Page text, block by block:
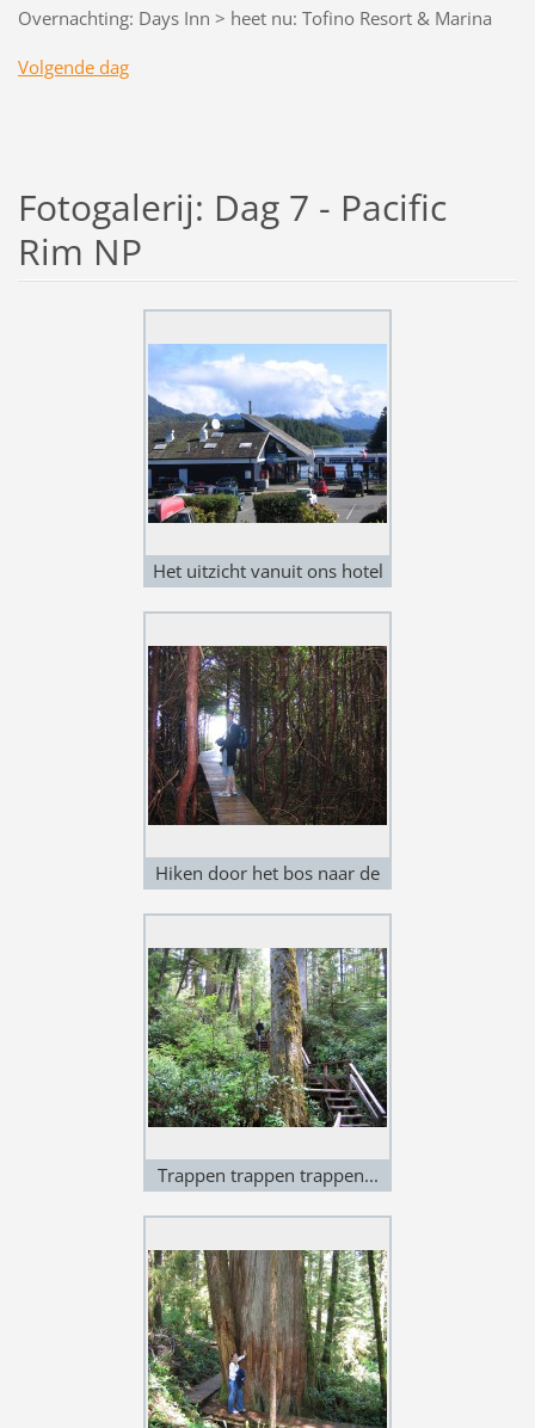
Overnachting: Days Inn > heet nu: Tofino Resort & Marina
Volgende dag
Fotogalerij: Dag 7 - Pacific
Rim NP
Het uitzicht vanuit ons hotel
Hiken door het bos naar de
Trappen trappen trappen...